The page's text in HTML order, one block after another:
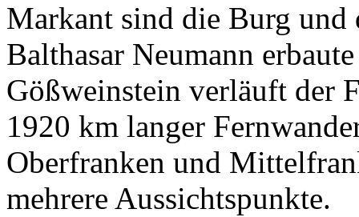
Markant sind die Burg und
Balthasar Neumann
Gößweinstein verläuft der
1920 km langer
Oberfranken und
mehrere Aussichtspunkte.